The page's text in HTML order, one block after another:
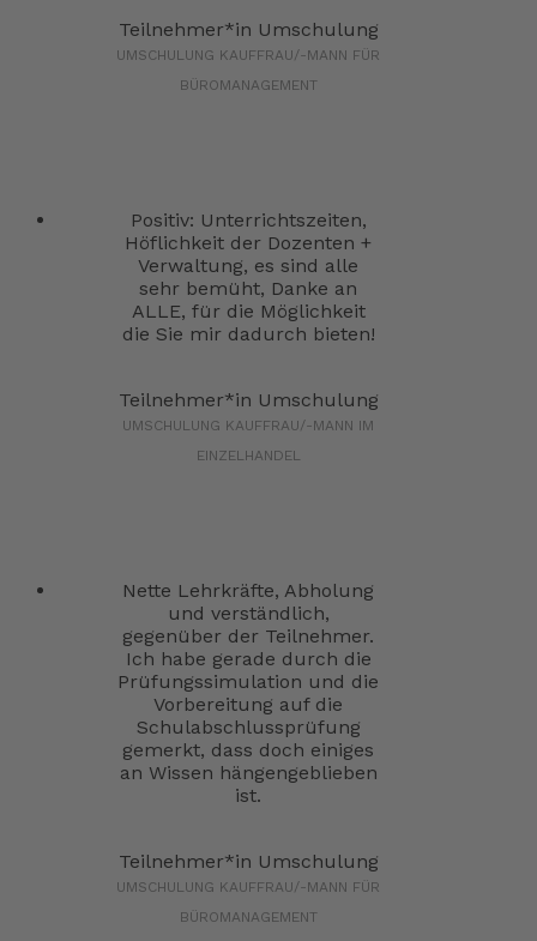
Teilnehmer*in Umschulung
UMSCHULUNG KAUFFRAU/-MANN FÜR
BÜROMANAGEMENT
Positiv: Unterrichtszeiten,
Höflichkeit der Dozenten +
Verwaltung, es sind alle
sehr bemüht, Danke an
ALLE, für die Möglichkeit
die Sie mir dadurch bieten!
Teilnehmer*in Umschulung
UMSCHULUNG KAUFFRAU/-MANN IM
EINZELHANDEL
Nette Lehrkräfte, Abholung
und verständlich,
gegenüber der Teilnehmer.
Ich habe gerade durch die
Prüfungssimulation und die
Vorbereitung auf die
Schulabschlussprüfung
gemerkt, dass doch einiges
an Wissen hängengeblieben
ist.
Teilnehmer*in Umschulung
UMSCHULUNG KAUFFRAU/-MANN FÜR
BÜROMANAGEMENT